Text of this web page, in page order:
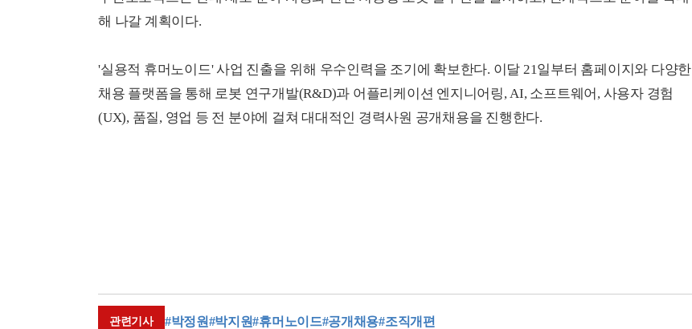
해 나갈 계획이다.
'실용적 휴머노이드' 사업 진출을 위해 우수인력을 조기에 확보한다. 이달 21일부터 홈페이지와 다양한
채용 플랫폼을 통해 로봇 연구개발(R&D)과 어플리케이션 엔지니어링, AI, 소프트웨어, 사용자 경험
(UX), 품질, 영업 등 전 분야에 걸쳐 대대적인 경력사원 공개채용을 진행한다.
관련기사 #박정원#박지원#휴머노이드#공개채용#조직개편